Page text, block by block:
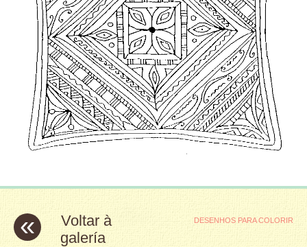
«
Voltar à
galería
DESENHOS PARA COLORIR